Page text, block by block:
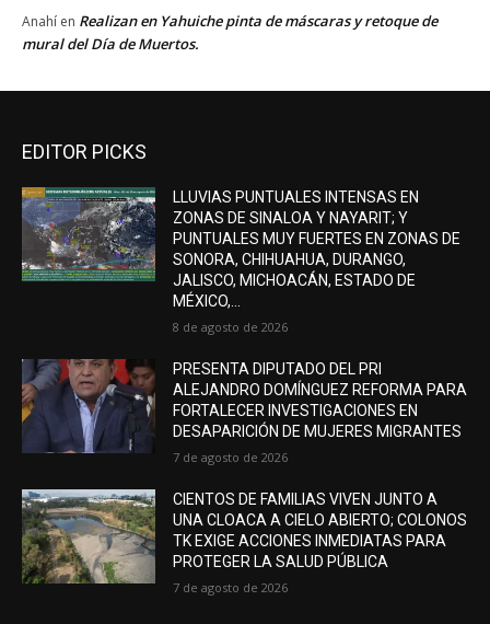
Anahí en Realizan en Yahuiche pinta de máscaras y retoque de
mural del Día de Muertos.
EDITOR PICKS
LLUVIAS PUNTUALES INTENSAS EN
ZONAS DE SINALOA Y NAYARIT; Y
PUNTUALES MUY FUERTES EN ZONAS DE
SONORA, CHIHUAHUA, DURANGO,
JALISCO, MICHOACÁN, ESTADO DE
MÉXICO,...
8 de agosto de 2026
PRESENTA DIPUTADO DEL PRI
ALEJANDRO DOMÍNGUEZ REFORMA PARA
FORTALECER INVESTIGACIONES EN
DESAPARICIÓN DE MUJERES MIGRANTES
7 de agosto de 2026
CIENTOS DE FAMILIAS VIVEN JUNTO A
UNA CLOACA A CIELO ABIERTO; COLONOS
TK EXIGE ACCIONES INMEDIATAS PARA
PROTEGER LA SALUD PÚBLICA
7 de agosto de 2026